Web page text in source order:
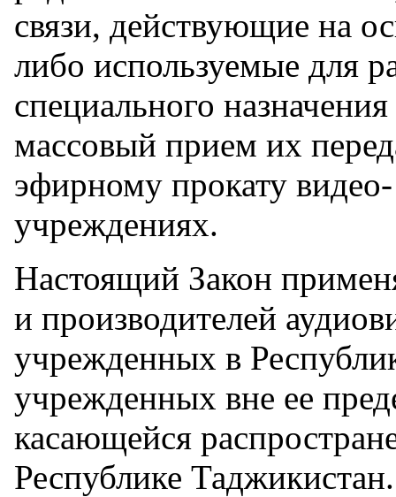
связи, действующие на
либо используемые для
специального
массовый прием их
эфирному прокату
учреждениях.
Настоящий Закон
и производителей
учрежденных в
учрежденных вне ее
касающейся
Республике Таджикистан.